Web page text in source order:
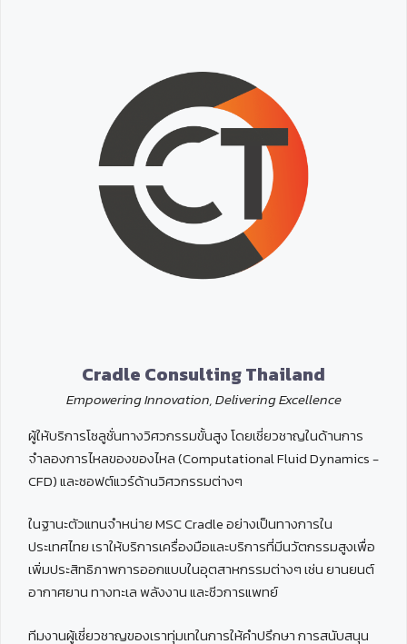
Cradle Consulting Thailand
Empowering Innovation, Delivering Excellence
ผู้ให้บริการโซลูชั่นทางวิศวกรรมขั้นสูง โดยเชี่ยวชาญในด้านการ
จำลองการไหลของของไหล (Computational Fluid Dynamics -
CFD) และซอฟต์แวร์ด้านวิศวกรรมต่างๆ
ในฐานะตัวแทนจำหน่าย MSC Cradle อย่างเป็นทางการใน
ประเทศไทย เราให้บริการเครื่องมือและบริการที่มีนวัตกรรมสูงเพื่อ
เพิ่มประสิทธิภาพการออกแบบในอุตสาหกรรมต่างๆ เช่น ยานยนต์
อากาศยาน ทางทะเล พลังงาน และชีวการแพทย์
ทีมงานผู้เชี่ยวชาญของเราทุ่มเทในการให้คำปรึกษา การสนับสนุน